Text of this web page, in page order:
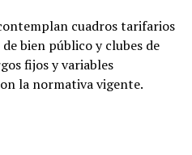
cuadros tarifarios
bien público y clubes de
fijos y variables
la normativa vigente.